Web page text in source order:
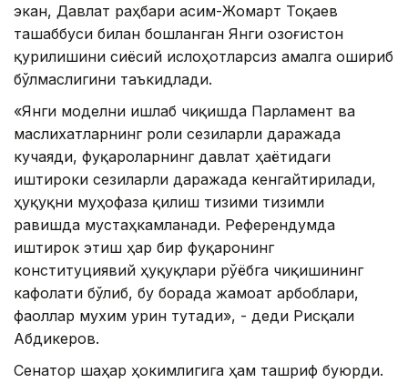
экан, Давлат раҳбари Қасим-Жомарт Тоқаев
ташаббуси билан бошланган Янги Қозоғистон
қурилишини сиёсий ислоҳотларсиз амалга ошириб
бўлмаслигини таъкидлади.
«Янги моделни ишлаб чиқишда Парламент ва
маслихатларнинг роли сезиларли даражада
кучаяди, фуқароларнинг давлат ҳаётидаги
иштироки сезиларли даражада кенгайтирилади,
ҳуқуқни муҳофаза қилиш тизими тизимли
равишда мустаҳкамланади. Референдумда
иштирок этиш ҳар бир фуқаронинг
конституциявий ҳуқуқлари рўёбга чиқишининг
кафолати бўлиб, бу борада жамоат арбоблари,
фаоллар мухим урин тутади», - деди Рисқали
Абдикеров.
Сенатор шаҳар ҳокимлигига ҳам ташриф буюрди.